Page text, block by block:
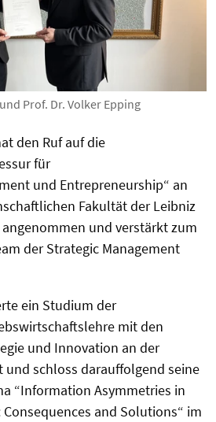
Prof. Dr. Volker Epping
den Ruf auf die
für
und Entrepreneurship“ an
Fakultät der Leibniz
und verstärkt zum
der Strategic Management
ein Studium der
mit den
und Innovation an der
und schloss darauffolgend seine
“Information Asymmetries in
and Solutions“ im